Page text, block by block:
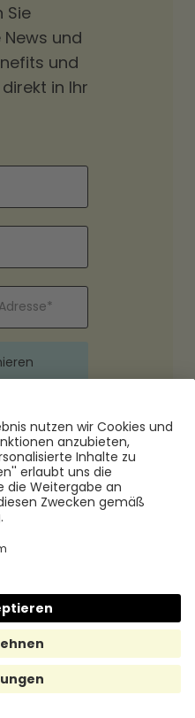
Sie
und
und
in Ihr
zur
Inhalte und
und
dazu finden
Ein echter